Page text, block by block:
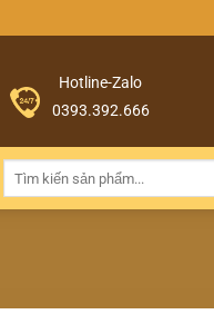
Hotline-Zalo
0393.392.666